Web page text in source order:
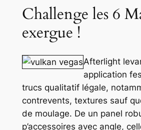
Challenge les 6
exergue !
Afterlight
application
trucs qualitatif légale,
contrevents, textures sauf
de moulage. De un panel
p’accessoires avec angle,